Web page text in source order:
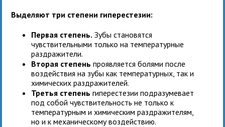
Выделяют три степени гиперестезии:
Первая степень. Зубы становятся
чувствительными только на температурные
раздражители.
Вторая степень проявляется болями после
воздействия на зубы как температурных, так и
химических раздражителей.
Третья степень гиперестезии подразумевает
под собой чувствительность не только к
температурным и химическим раздражителям,
но и к механическому воздействию.